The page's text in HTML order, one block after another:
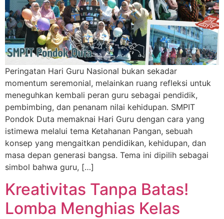
Peringatan Hari Guru Nasional bukan sekadar
momentum seremonial, melainkan ruang refleksi untuk
meneguhkan kembali peran guru sebagai pendidik,
pembimbing, dan penanam nilai kehidupan. SMPIT
Pondok Duta memaknai Hari Guru dengan cara yang
istimewa melalui tema Ketahanan Pangan, sebuah
konsep yang mengaitkan pendidikan, kehidupan, dan
masa depan generasi bangsa. Tema ini dipilih sebagai
simbol bahwa guru, […]
Kreativitas Tanpa Batas!
Lomba Menghias Kelas